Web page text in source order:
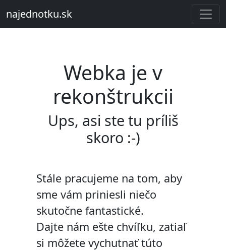
najednotku.sk
Webka je v
rekonštrukcii
Ups, asi ste tu príliš
skoro :-)
Stále pracujeme na tom, aby
sme vám priniesli niečo
skutočne fantastické.
Dajte nám ešte chvíľku, zatiaľ
si môžete vychutnať túto